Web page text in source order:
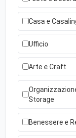
Casa e
Ufficio
Arte e Craft
Storage
Benessere e